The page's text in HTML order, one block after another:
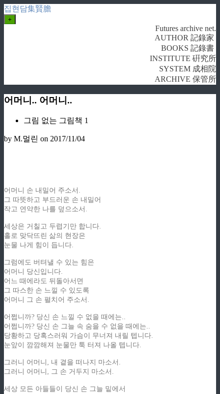
집현담集賢膽
+
Futures archive net.
AUTHOR 記錄家
BOOKS 記錄書
INSTITUTE 硏究所
SYSTEM 成相院
ARCHIVE 保管所
어머니.. 어머니..
그림 없는 그림책 1
by M.멀린 on 2017/11/04
어머니 손 내밀어 주소서.
그 따뜻하고 부드러운 손 내밀어
작고 연약한 나를 덮으소서.
세상은 거칠고 두렵기만 합니다.
홀로 맞닥뜨린 삶의 현장은
눈물 나게 힘이 듭니다.
그럼에도 버텨낼 수 있는 힘은
어머니 당신입니다.
어느 때에라도 뒤돌아서면
그 따스한 손 느낄 수 있도록
어머니 그 손 펼치어 주소서.
어쩝니까? 당신 손 느낄 수 없을 때에는..
어쩝니까? 당신 손 그늘 속 숨을 수 없을 때에는..
당황하고 당혹스러워 가슴이 무너져 내릴 텝니다.
눈앞이 깜깜해져 눈물만 툭 터져 나올 텝니다.
그러니 어머니, 내 곁을 떠나지 마소서.
그러니 어머니, 그 손 거두지 마소서.
세상 모든 아들들이 당신 손 그늘 밑에서